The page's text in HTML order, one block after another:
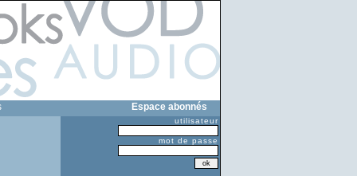
Espace abonnés
utilisateur
mot de passe